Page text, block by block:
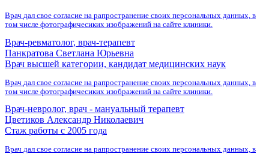
Врач дал свое согласие на рапространение своих персональных данных, в
том числе фотографичесиких изображений на сайте клиники.
Врач-ревматолог, врач-терапевт
Панкратова Светлана Юрьевна
Врач высшей категории, кандидат медицинских наук
Врач дал свое согласие на рапространение своих персональных данных, в
том числе фотографичесиких изображений на сайте клиники.
Врач-невролог, врач - мануальный терапевт
Цветиков Александр Николаевич
Стаж работы с 2005 года
Врач дал свое согласие на рапространение своих персональных данных, в